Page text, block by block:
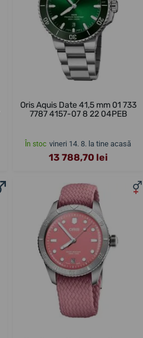
Oris Aquis Date 41,5 mm 01 733
7787 4157-07 8 22 04PEB
În stoc vineri 14. 8. la tine acasă
13 788,70 lei